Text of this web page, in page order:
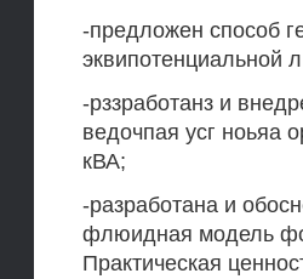
-предложен способ
эквипотенциальной
-рззработанз и
ведочпая усг ноьяа
кВА;
-разработана и
флюидная модель
Практическая